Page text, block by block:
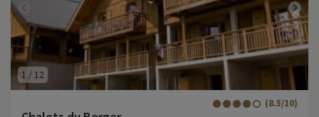
1 / 12
(8.5/10)